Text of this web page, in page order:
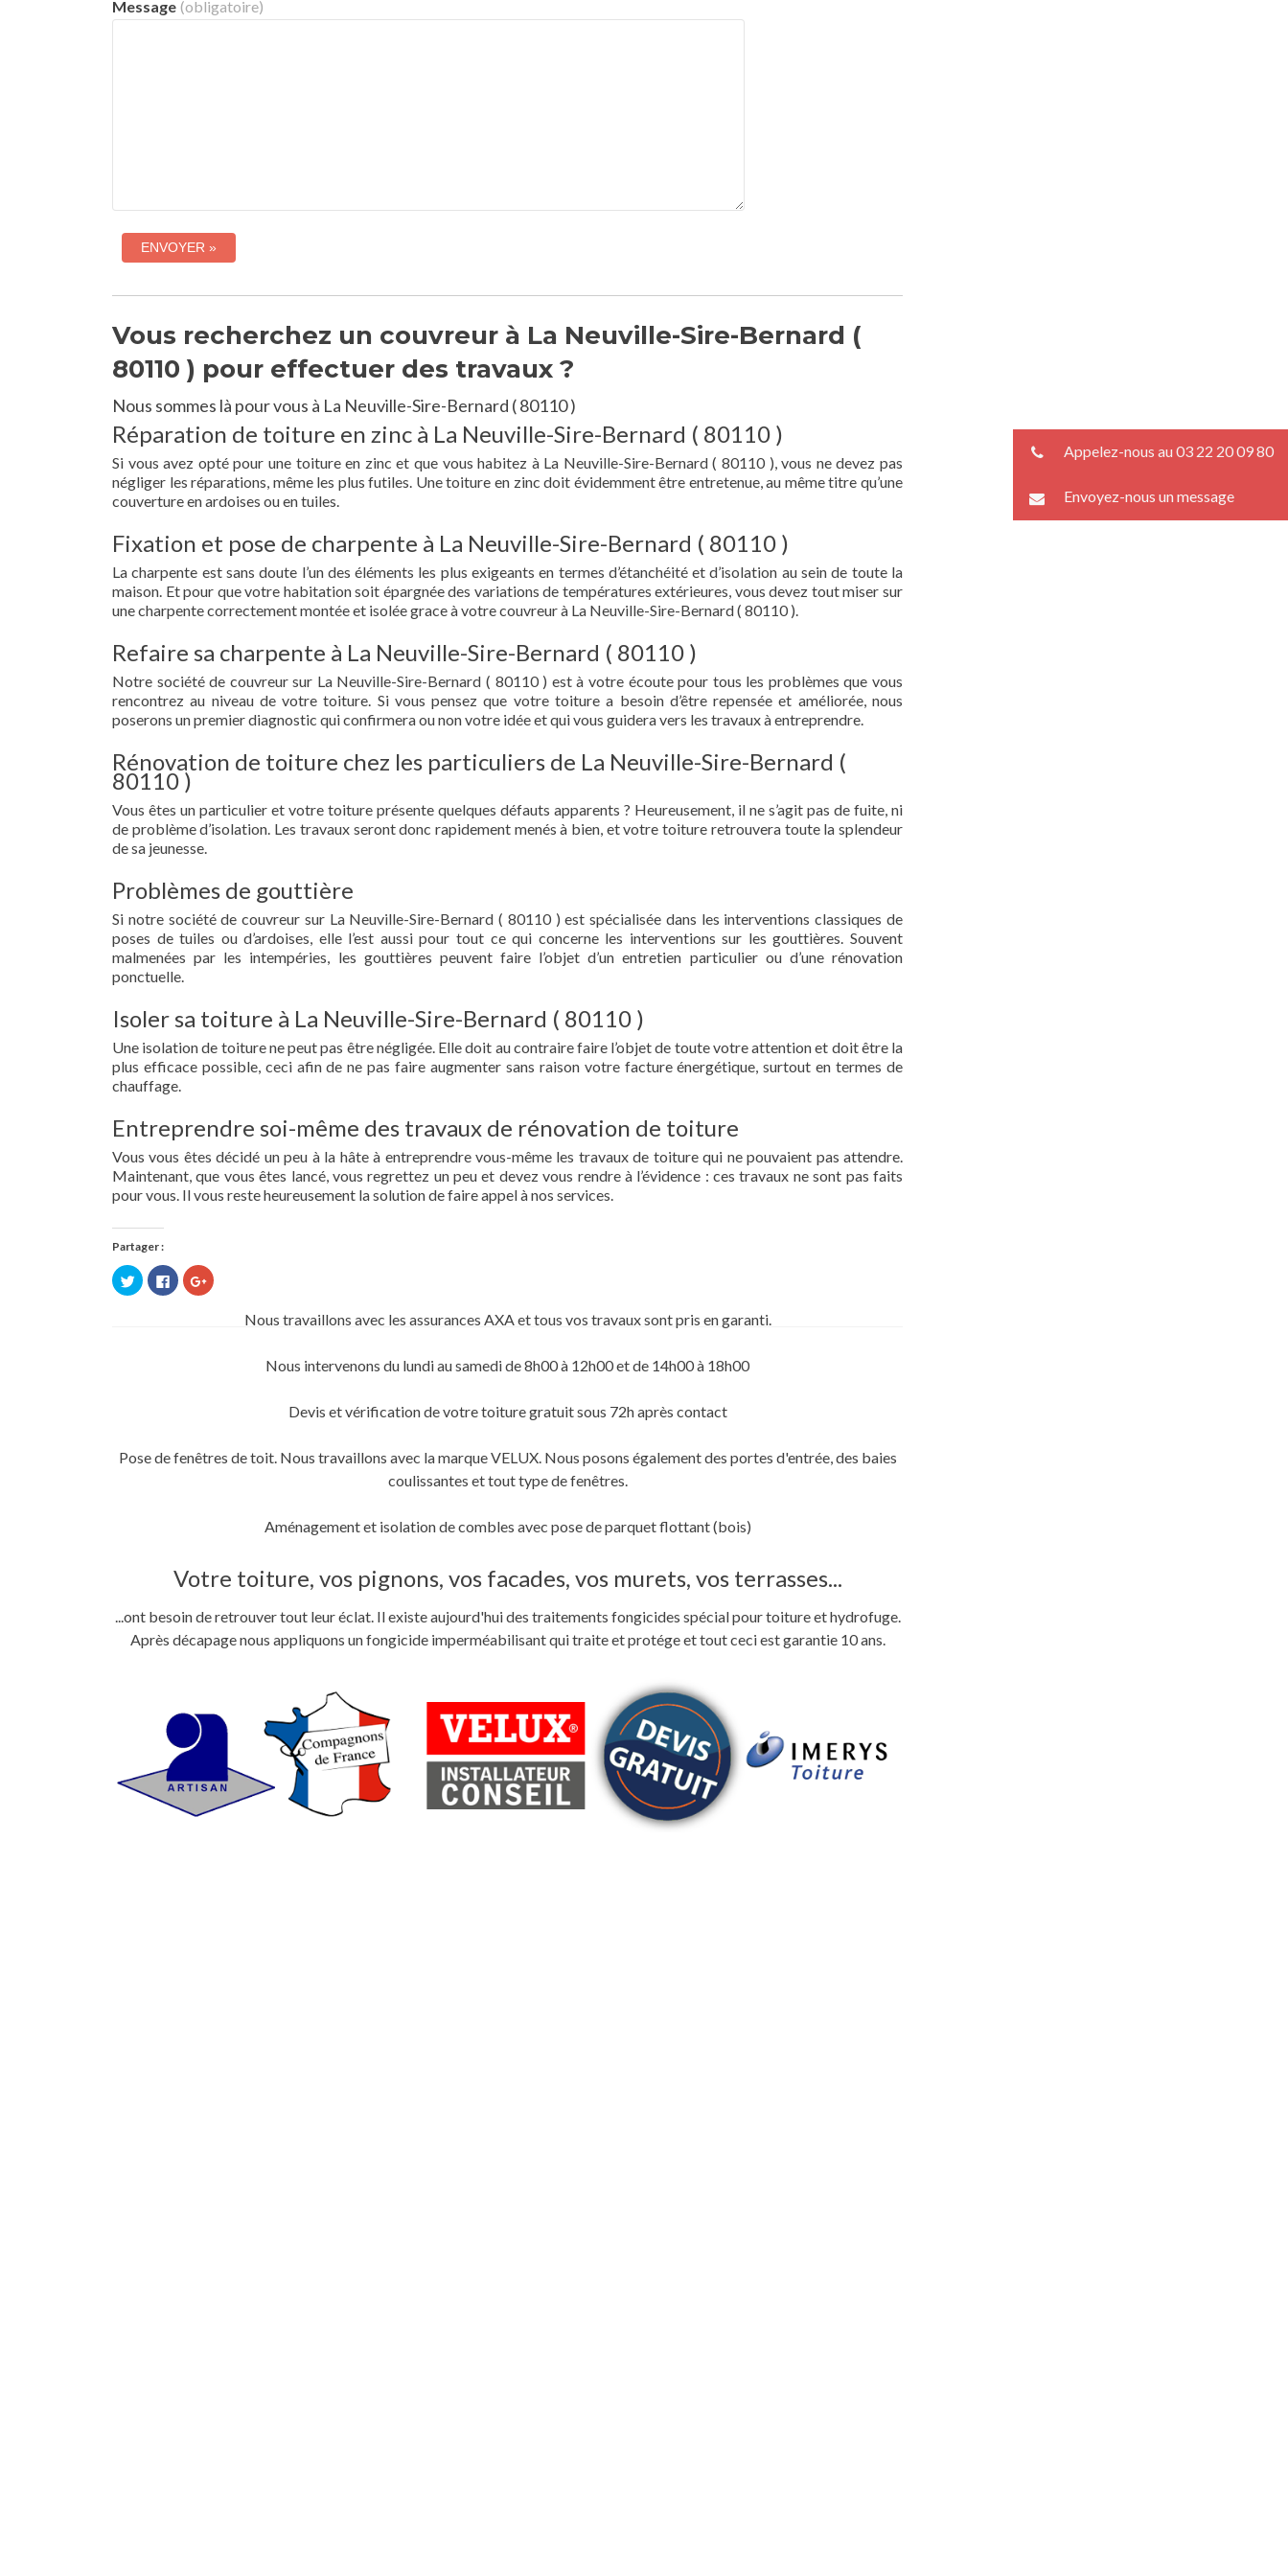
Message (obligatoire)
Vous recherchez un couvreur à La Neuville-Sire-Bernard (
80110 ) pour effectuer des travaux ?
Nous sommes là pour vous à La Neuville-Sire-Bernard ( 80110 )
Réparation de toiture en zinc à La Neuville-Sire-Bernard ( 80110 )
Si vous avez opté pour une toiture en zinc et que vous habitez à La Neuville-Sire-Bernard ( 80110 ), vous ne devez pas
négliger les réparations, même les plus futiles. Une toiture en zinc doit évidemment être entretenue, au même titre qu’une
couverture en ardoises ou en tuiles.
Fixation et pose de charpente à La Neuville-Sire-Bernard ( 80110 )
La charpente est sans doute l’un des éléments les plus exigeants en termes d’étanchéité et d’isolation au sein de toute la
maison. Et pour que votre habitation soit épargnée des variations de températures extérieures, vous devez tout miser sur
une charpente correctement montée et isolée grace à votre couvreur à La Neuville-Sire-Bernard ( 80110 ).
Refaire sa charpente à La Neuville-Sire-Bernard ( 80110 )
Notre société de couvreur sur La Neuville-Sire-Bernard ( 80110 ) est à votre écoute pour tous les problèmes que vous
rencontrez au niveau de votre toiture. Si vous pensez que votre toiture a besoin d’être repensée et améliorée, nous
poserons un premier diagnostic qui confirmera ou non votre idée et qui vous guidera vers les travaux à entreprendre.
Rénovation de toiture chez les particuliers de La Neuville-Sire-Bernard (
80110 )
Vous êtes un particulier et votre toiture présente quelques défauts apparents ? Heureusement, il ne s’agit pas de fuite, ni
de problème d’isolation. Les travaux seront donc rapidement menés à bien, et votre toiture retrouvera toute la splendeur
de sa jeunesse.
Problèmes de gouttière
Si notre société de couvreur sur La Neuville-Sire-Bernard ( 80110 ) est spécialisée dans les interventions classiques de
poses de tuiles ou d’ardoises, elle l’est aussi pour tout ce qui concerne les interventions sur les gouttières. Souvent
malmenées par les intempéries, les gouttières peuvent faire l’objet d’un entretien particulier ou d’une rénovation
ponctuelle.
Isoler sa toiture à La Neuville-Sire-Bernard ( 80110 )
Une isolation de toiture ne peut pas être négligée. Elle doit au contraire faire l’objet de toute votre attention et doit être la
plus efficace possible, ceci afin de ne pas faire augmenter sans raison votre facture énergétique, surtout en termes de
chauffage.
Entreprendre soi-même des travaux de rénovation de toiture
Vous vous êtes décidé un peu à la hâte à entreprendre vous-même les travaux de toiture qui ne pouvaient pas attendre.
Maintenant, que vous êtes lancé, vous regrettez un peu et devez vous rendre à l’évidence : ces travaux ne sont pas faits
pour vous. Il vous reste heureusement la solution de faire appel à nos services.
Partager :
Cliquez
pour
partager
Cliquez
pour
partager
Facebook(ouvre
Cliquez
pour
Google+Nous travaillons avec les assurances AXA et tous vos travaux sont pris en garanti.
Nous intervenons du lundi au samedi de 8h00 à 12h00 et de 14h00 à 18h00
Devis et vérification de votre toiture gratuit sous 72h après contact
Pose de fenêtres de toit. Nous travaillons avec la marque VELUX. Nous posons également des portes d'entrée, des baies
coulissantes et tout type de fenêtres.
Aménagement et isolation de combles avec pose de parquet flottant (bois)
Votre toiture, vos pignons, vos facades, vos murets, vos terrasses...
...ont besoin de retrouver tout leur éclat. Il existe aujourd'hui des traitements fongicides spécial pour toiture et hydrofuge.
Après décapage nous appliquons un fongicide imperméabilisant qui traite et protége et tout ceci est garantie 10 ans.
Appelez-nous au 03 22 20 09 80
Envoyez-nous un message